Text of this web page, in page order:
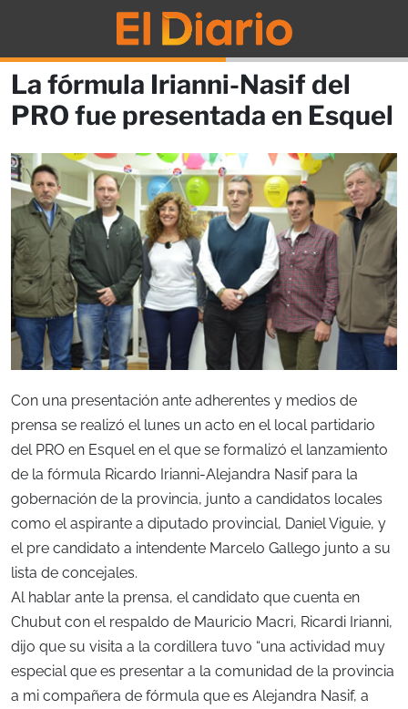
La fórmula Irianni-Nasif del
PRO fue presentada en Esquel
Con una presentación ante adherentes y medios de
prensa se realizó el lunes un acto en el local partidario
del PRO en Esquel en el que se formalizó el lanzamiento
de la fórmula Ricardo Irianni-Alejandra Nasif para la
gobernación de la provincia, junto a candidatos locales
como el aspirante a diputado provincial, Daniel Viguie, y
el pre candidato a intendente Marcelo Gallego junto a su
lista de concejales.
Al hablar ante la prensa, el candidato que cuenta en
Chubut con el respaldo de Mauricio Macri, Ricardi Irianni,
dijo que su visita a la cordillera tuvo “una actividad muy
especial que es presentar a la comunidad de la provincia
a mi compañera de fórmula que es Alejandra Nasif, a